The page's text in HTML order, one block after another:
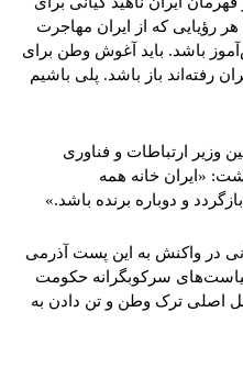
رؤیایی که از ایران مهاجرت
باشد. باید آغوش وطن برای
رفته‌اند باز باشد. پلی باشیم
وزیر ارتباطات و فناوری
«ایران خانه همه
و دوباره برنده باشد.»
در واکنش به این پست آذرمی
سرکوبگرانه حکومت
اصلی ترک وطن و تن دادن به